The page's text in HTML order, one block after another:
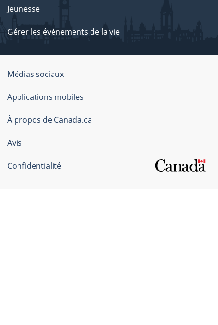
Jeunesse
Gérer les événements de la vie
Organisation
du
gouvernement
du
Canada
Médias sociaux
Applications mobiles
À propos de Canada.ca
Avis
Confidentialité